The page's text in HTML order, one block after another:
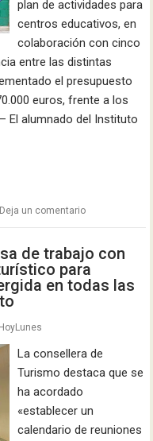
plan de actividades para
centros educativos, en
colaboración con cinco
entre las distintas
el presupuesto
euros, frente a los
El alumnado del Instituto
Deja un comentario
de trabajo con
para
en todas las
La consellera de
Turismo destaca que se
ha acordado
«establecer un
calendario de reuniones